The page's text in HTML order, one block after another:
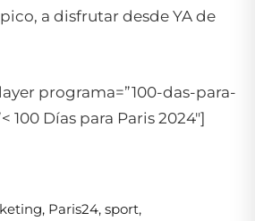
a disfrutar desde YA de
programa=”100-das-para-
100 Días para Paris 2024"]
, Paris24, sport,